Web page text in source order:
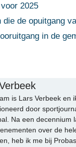
2025
die de opuitgang
in de
is Lars Verbeek en
door
Na een decennium
over de
heb ik me bij